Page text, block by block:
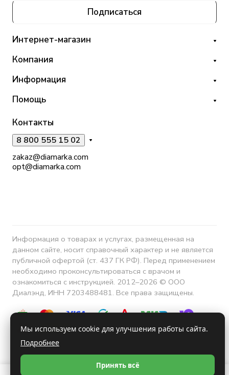
Подписаться
Интернет-магазин
Компания
Информация
Помощь
Контакты
8 800 555 15 02
zakaz@diamarka.com
opt@diamarka.com
Информация о товарах и услугах, размещенная на
данном сайте, носит справочный характер и не является
публичной офертой (ст. 437 ГК РФ). Перед применением
необходимо проконсультироваться с врачом и
ознакомиться с инструкцией. 2012–2026 © ООО
Диалэнд, ИНН 7203488481. Все права защищены.
Конфиденциальность
Мы используем cookie для улучшения работы сайта.
Подробнее
Принять всё